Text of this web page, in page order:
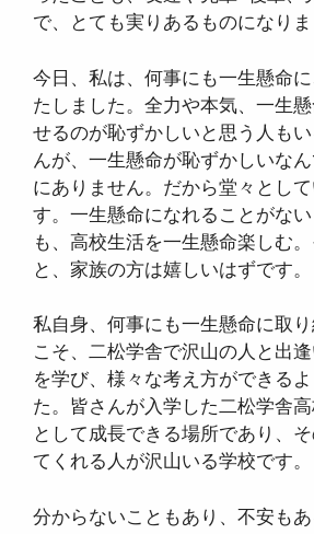
で、とても実りあるものになりま
今日、私は、何事にも一生懸命
たしました。全力や本気、一生
せるのが恥ずかしいと思う人も
んが、一生懸命が恥ずかしいな
にありません。だから堂々とし
す。一生懸命になれることがな
も、高校生活を一生懸命楽しむ
と、家族の方は嬉しいはずです。
私自身、何事にも一生懸命に取
こそ、二松学舎で沢山の人と出
を学び、様々な考え方ができる
た。皆さんが入学した二松学舎
として成長できる場所であり、
てくれる人が沢山いる学校です。
分からないこともあり、不安も